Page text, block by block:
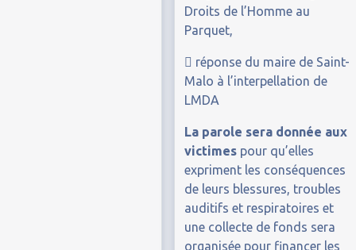
Droits de l’Homme au
Parquet,
 réponse du maire de Saint-
Malo à l’interpellation de
LMDA
La parole sera donnée aux
victimes pour qu’elles
expriment les conséquences
de leurs blessures, troubles
auditifs et respiratoires et
une collecte de fonds sera
organisée pour financer les